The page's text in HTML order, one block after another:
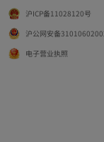
沪ICP备11028120号
沪公网安备
电子营业执照